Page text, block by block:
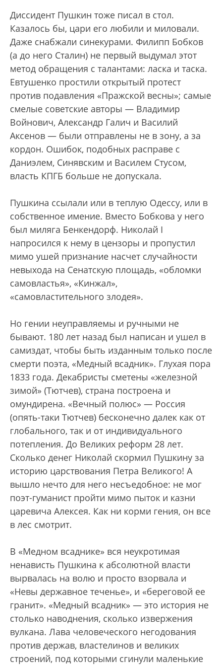
Диссидент Пушкин тоже писал в стол.
Казалось бы, цари его любили и миловали.
Даже снабжали синекурами. Филипп Бобков
(а до него Сталин) не первый выдумал этот
метод обращения с талантами: ласка и таска.
Евтушенко простили открытый протест
против подавления «Пражской весны»; самые
смелые советские авторы — Владимир
Войнович, Александр Галич и Василий
Аксенов — были отправлены не в зону, а за
кордон. Ошибок, подобных расправе с
Даниэлем, Синявским и Василем Стусом,
власть КПГБ больше не допускала.
Пушкина ссылали или в теплую Одессу, или в
собственное имение. Вместо Бобкова у него
был миляга Бенкендорф. Николай I
напросился к нему в цензоры и пропустил
мимо ушей признание насчет случайности
невыхода на Сенатскую площадь, «обломки
самовластья», «Кинжал»,
«самовластительного злодея».
Но гении неуправляемы и ручными не
бывают. 180 лет назад был написан и ушел в
самиздат, чтобы быть изданным только после
смерти поэта, «Медный всадник». Глухая пора
1833 года. Декабристы сметены «железной
зимой» (Тютчев), страна построена и
омундирена. «Вечный полюс» — Россия
(опять-таки Тютчев) бесконечно далек как от
глобального, так и от индивидуального
потепления. До Великих реформ 28 лет.
Сколько денег Николай скормил Пушкину за
историю царствования Петра Великого! А
вышло нечто для него несъедобное: не мог
поэт-гуманист пройти мимо пыток и казни
царевича Алексея. Как ни корми гения, он все
в лес смотрит.
В «Медном всаднике» вся неукротимая
ненависть Пушкина к абсолютной власти
вырвалась на волю и просто взорвала и
«Невы державное теченье», и «береговой ее
гранит». «Медный всадник» — это история не
столько наводнения, сколько извержения
вулкана. Лава человеческого негодования
против держав, властелинов и великих
строений, под которыми сгинули маленькие